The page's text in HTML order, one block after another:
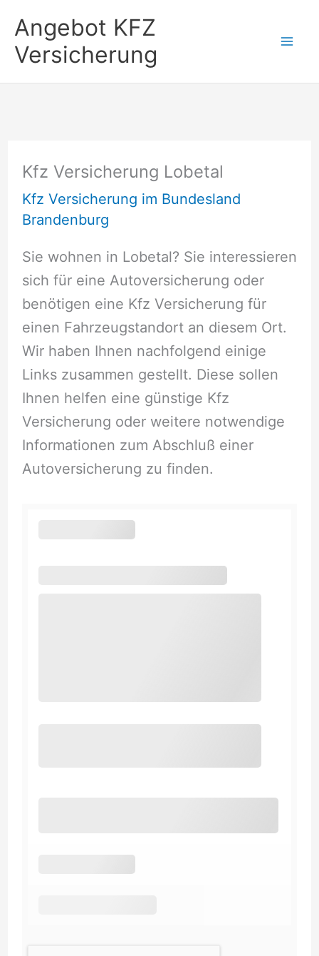
Inhalt
springen
Angebot KFZ
Versicherung
Kfz Versicherung Lobetal
Kfz Versicherung im Bundesland
Brandenburg
Sie wohnen in Lobetal? Sie interessieren
sich für eine Autoversicherung oder
benötigen eine Kfz Versicherung für
einen Fahrzeugstandort an diesem Ort.
Wir haben Ihnen nachfolgend einige
Links zusammen gestellt. Diese sollen
Ihnen helfen eine günstige Kfz
Versicherung oder weitere notwendige
Informationen zum Abschluß einer
Autoversicherung zu finden.